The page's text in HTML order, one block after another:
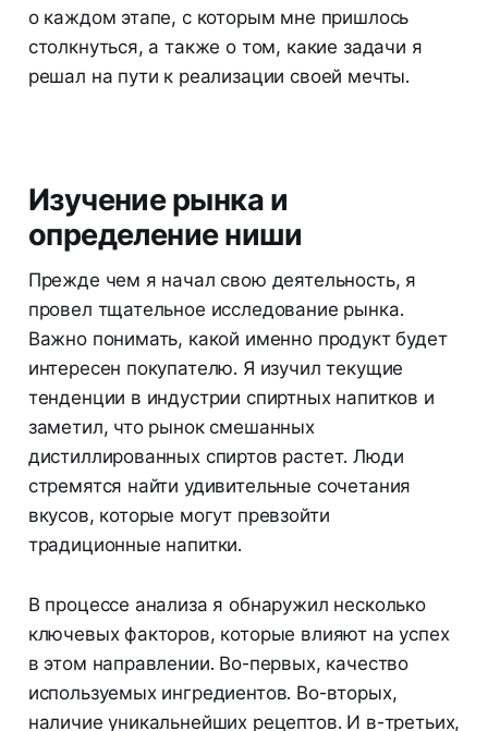
о каждом этапе, с которым мне пришлось
столкнуться, а также о том, какие задачи я
решал на пути к реализации своей мечты.
Изучение рынка и
определение ниши
Прежде чем я начал свою деятельность, я
провел тщательное исследование рынка.
Важно понимать, какой именно продукт будет
интересен покупателю. Я изучил текущие
тенденции в индустрии спиртных напитков и
заметил, что рынок смешанных
дистиллированных спиртов растет. Люди
стремятся найти удивительные сочетания
вкусов, которые могут превзойти
традиционные напитки.
В процессе анализа я обнаружил несколько
ключевых факторов, которые влияют на успех
в этом направлении. Во-первых, качество
используемых ингредиентов. Во-вторых,
наличие уникальнейших рецептов. И в-третьих,